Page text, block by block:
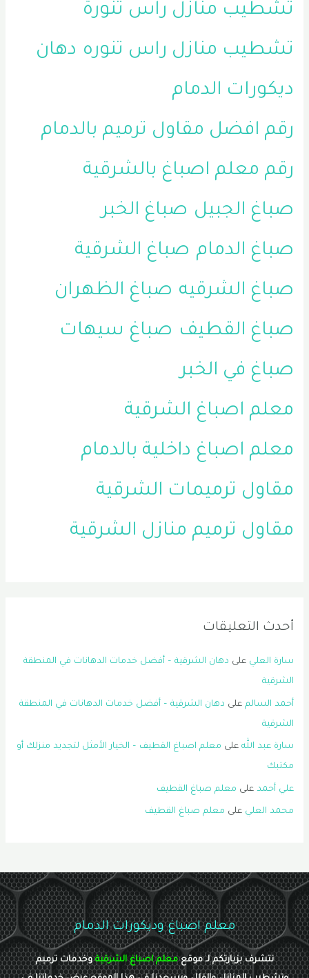
تشطيب منازل راس تنورة
تشطيب منازل راس تنوره دهان
ديكورات الدمام
رقم افضل مقاول ترميم بالدمام
رقم معلم اصباغ بالشرقية
صباغ الجبيل صباغ الخبر
صباغ الدمام صباغ الشرقية
صباغ الشرقيه صباغ الظهران
صباغ القطيف صباغ سيهات
صباغ في الخبر
معلم اصباغ الشرقية
معلم اصباغ داخلية بالدمام
مقاول ترميمات الشرقية
مقاول ترميم منازل الشرقية
أحدث التعليقات
سارة العلي على دهان الشرقية – أفضل خدمات الدهانات في المنطقة
الشرقية
أحمد السالم على دهان الشرقية – أفضل خدمات الدهانات في المنطقة
الشرقية
سارة عبد الله على معلم اصباغ القطيف – الخيار الأمثل لتجديد منزلك أو
مكتبك
علي أحمد على معلم صباغ القطيف
محمد العلي على معلم صباغ القطيف
معلم اصباغ وديكورات الدمام
نتشرف بزيارتكم لـ موقعمعلم اصباغ الشرقيةوخدمات ترميم